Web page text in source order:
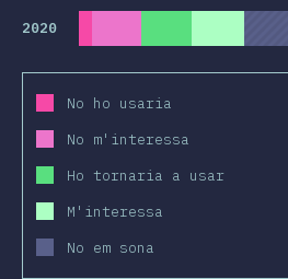
2020
No ho usaria
No m'interessa
Ho tornaria a usar
M'interessa
No em sona